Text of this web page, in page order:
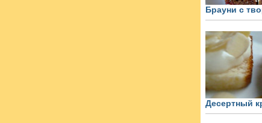
Брауни с
Десертный